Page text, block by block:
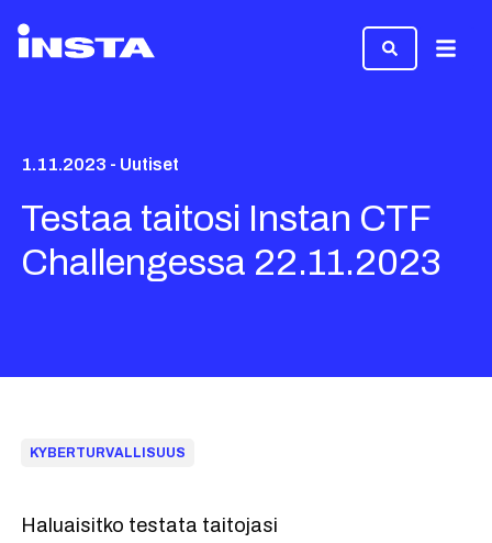
1.11.2023 - Uutiset
Testaa taitosi Instan CTF
Challengessa 22.11.2023
KYBERTURVALLISUUS
Haluaisitko testata taitojasi